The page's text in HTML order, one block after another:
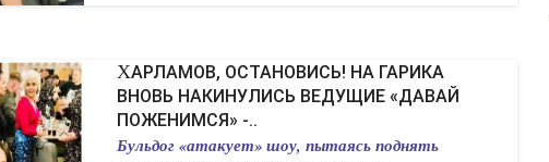
ХАРЛАМОВ, ОСТАНОВИСЬ! НА ГАРИКА
ВНОВЬ НАКИНУЛИСЬ ВЕДУЩИЕ «ДАВАЙ
ПОЖЕНИМСЯ» -..
Бульдог «атакует» шоу, пытаясь поднять